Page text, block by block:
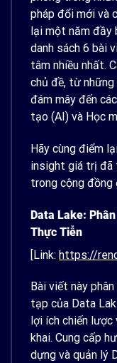
pháp đổi mới và
lại một năm đầy
danh sách 6 bài
tâm nhiều nhất.
chủ đề, từ
đám mây đến
tạo (AI) và Học
Hãy cùng điểm
insight giá trị đã
trong cộng đồng
Data Lake:
Thực Tiễn
[Link: https://
Bài viết này
tạp của Data
lợi ích chiến
khai. Cung cấp
dựng và quản lý